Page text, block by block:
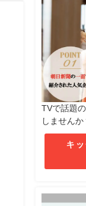
TVで話題
しません
キ